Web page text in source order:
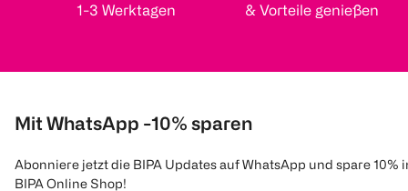
1-3 Werktagen
& Vorteile genießen
Mit WhatsApp -10% sparen
Abonniere jetzt die BIPA Updates auf WhatsApp und spare 10%
BIPA Online Shop!